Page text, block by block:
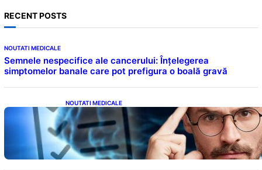
RECENT POSTS
NOUTATI MEDICALE
Semnele nespecifice ale cancerului: Înțelegerea
simptomelor banale care pot prefigura o boală gravă
NOUTATI MEDICALE
Inteligența dincolo de note: Semnele unui IQ
ridicat care nu țin de școală